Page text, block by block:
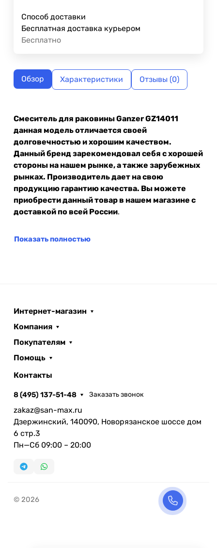
Способ доставки
Бесплатная доставка курьером
Бесплатно
Обзор Характеристики Отзывы (0)
Смеситель для раковины Ganzer GZ14011
данная модель отличается своей
долговечностью и хорошим качеством.
Данный бренд зарекомендовал себя с хорошей
стороны на нашем рынке, а также зарубежных
рынках. Производитель дает на свою
продукцию гарантию качества. Вы можете
приобрести данный товар в нашем магазине с
доставкой по всей России.
Показать полностью
Интернет-магазин
Компания
Покупателям
Помощь
Контакты
8 (495) 137-51-48 Заказать звонок
zakaz@san-max.ru
Дзержинский, 140090, Новорязанское шоссе дом
6 стр.3
Пн—Сб 09:00 – 20:00
© 2026